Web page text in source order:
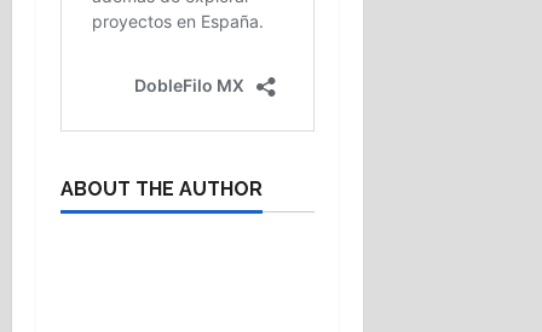
ABOUT THE AUTHOR